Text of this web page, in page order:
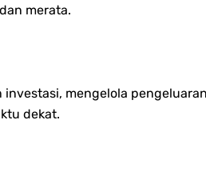
merata.
mengelola
dekat.